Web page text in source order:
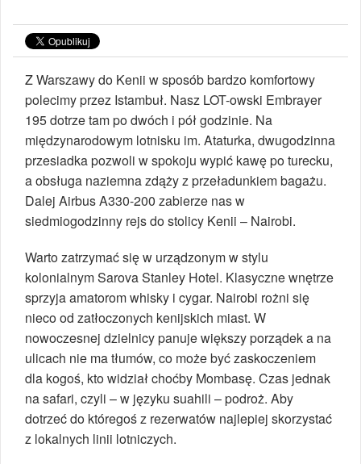
Z Warszawy do Kenii w sposób bardzo komfortowy
polecimy przez Istambuł. Nasz LOT-owski Embrayer
195 dotrze tam po dwóch i pół godzinie. Na
międzynarodowym lotnisku im. Ataturka, dwugodzinna
przesiadka pozwoli w spokoju wypić kawę po turecku,
a obsługa naziemna zdąży z przeładunkiem bagażu.
Dalej Airbus A330-200 zabierze nas w
siedmiogodzinny rejs do stolicy Kenii – Nairobi.
Warto zatrzymać się w urządzonym w stylu
kolonialnym Sarova Stanley Hotel. Klasyczne wnętrze
sprzyja amatorom whisky i cygar. Nairobi rożni się
nieco od zatłoczonych kenijskich miast. W
nowoczesnej dzielnicy panuje większy porządek a na
ulicach nie ma tłumów, co może być zaskoczeniem
dla kogoś, kto widział choćby Mombasę. Czas jednak
na safari, czyli – w języku suahili – podroż. Aby
dotrzeć do któregoś z rezerwatów najlepiej skorzystać
z lokalnych linii lotniczych.